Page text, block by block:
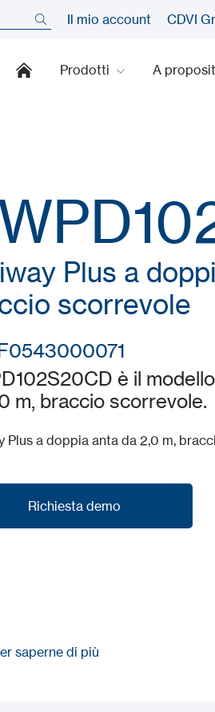
Il mio account CDVI
Prodotti A
Plus a
scorrevole
è il
m, braccio scorrevole.
Plus a doppia anta da 2,0 m,
Richiesta demo
saperne di più